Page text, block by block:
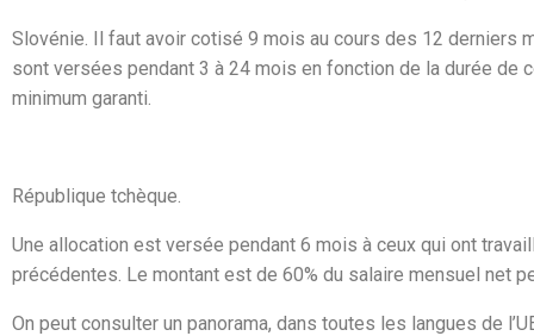
Slovénie. Il faut avoir cotisé 9 mois au cours des 12 derniers
sont versées pendant 3 à 24 mois en fonction de la durée de
minimum garanti.
République tchèque.
Une allocation est versée pendant 6 mois à ceux qui ont
précédentes. Le montant est de 60% du salaire mensuel net
On peut consulter un panorama, dans toutes les langues de